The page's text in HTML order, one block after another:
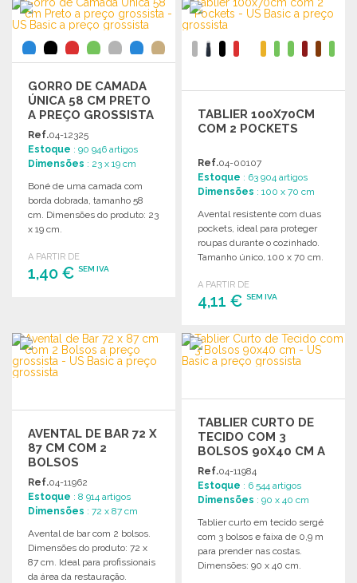
GORRO DE CAMADA
ÚNICA 58 CM PRETO
A PREÇO GROSSISTA
Ref.04-12325
Estoque : 90 946 artigos
Dimensões : 23 x 19 cm
Boné de uma camada com
borda dobrada, tamanho 58
cm. Dimensões do produto: 23
x 19 cm.
A PARTIR DE
1,40 € SEM IVA
Solicitar um orçamento
TABLIER 100X70CM
COM 2 POCKETS
Ref.04-00107
Estoque : 63 904 artigos
Dimensões : 100 x 70 cm
Avental resistente com duas
pockets, ideal para proteger
roupas durante o cozinhado.
Tamanho único, 100 x 70 cm.
A PARTIR DE
4,11 €SEM IVA
ENCOMENDAR
Solicitar um orçamento
AVENTAL DE BAR 72 X
87 CM COM 2
BOLSOS
Ref.04-11962
Estoque : 8 914 artigos
Dimensões : 72 x 87 cm
Avental de bar com 2 bolsos.
Dimensões do produto: 72 x
87 cm. Ideal para profissionais
da área da restauração.
TABLIER CURTO DE
TECIDO COM 3
BOLSOS 90X40 CM A
PREÇO GROSSISTA
Ref.04-11984
Estoque : 6 544 artigos
Dimensões : 90 x 40 cm
Tablier curto em tecido sergé
com 3 bolsos e faixa de 0,9 m
para prender nas costas.
Dimensões: 90 x 40 cm.